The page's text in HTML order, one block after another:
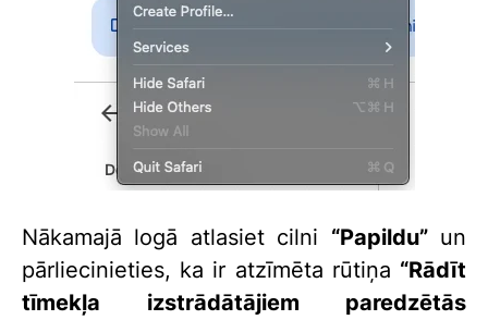
Nākamajā logā atlasiet cilni “Papildu”un
pārliecinieties, ka ir atzīmēta rūtiņa “Rādīt
tīmekļa izstrādātājiem paredzētās